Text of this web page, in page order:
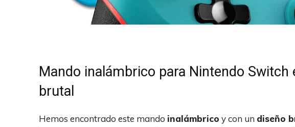
Mando inalámbrico para Nintendo
brutal
Hemos encontrado este mando inalámbrico y con un diseño